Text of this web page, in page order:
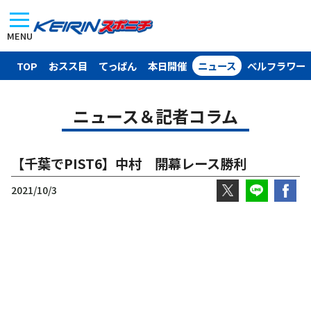
MENU
TOP おスス目 てっぱん 本日開催 ニュース ベルフラワー
ニュース＆記者コラム
【千葉でPIST6】中村 開幕レース勝利
2021/10/3